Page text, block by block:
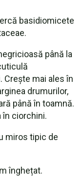
basidiomicete
până la
Crește mai ales în
drumurilor,
până în toamnă.
ciorchini.
miros tipic de
înghețat.